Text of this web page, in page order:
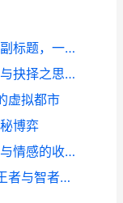
崩坏星穹铁道模拟宇宙祝福的奥秘，副标题，一场关于概率与策略的永恒博弈
原神芙宁娜专武抽取，静水流深之华与抉择之思，副标题，静水之华与凡尘抉择
虚拟都市
博弈
三国杀移动版皮肤获取的艺术，策略与情感的收藏之旅
文明6领袖强度排行，神级难度下的王者与智者，副标题，纵横千年的战略抉择